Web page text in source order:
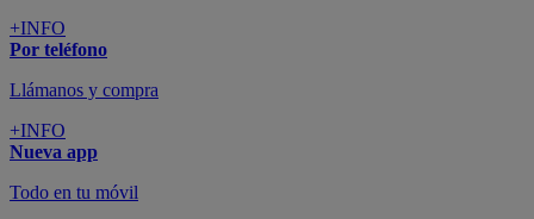
+INFO
Por teléfono
Llámanos y compra
+INFO
Nueva app
Todo en tu móvil